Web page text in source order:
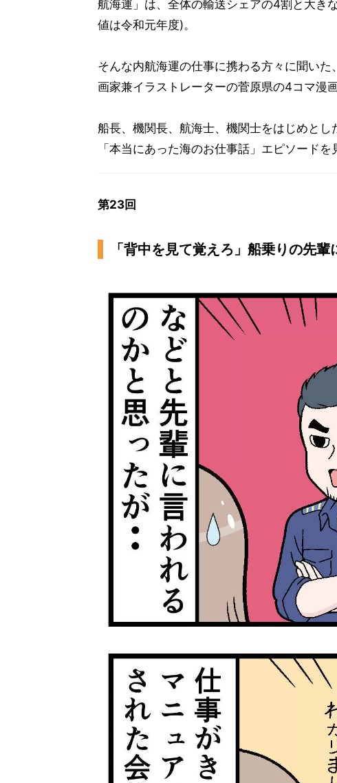
航海運」は、全体の輸送シェアの4割と大き
値は令和元年度)。
そんな内航海運の仕事に携わる方々に聞い
画家兼イラストレーターの菅原県の4コマ漫
船長、機関長、航海士、機関士をはじめと
「本当にあった海のお仕事話」エピソードを
第23回
「背中を見て覚えろ」船乗りの先